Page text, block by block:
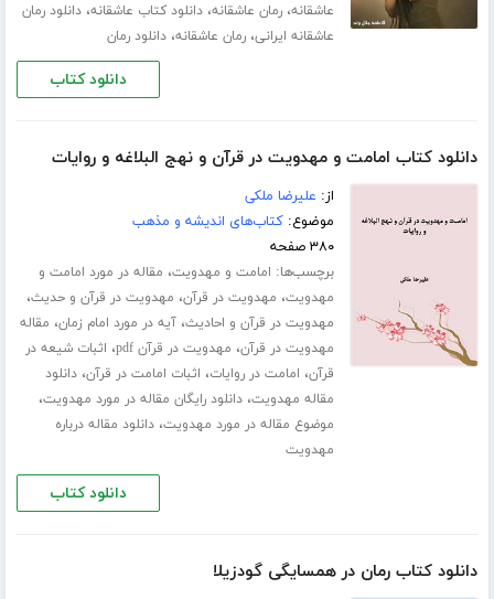
عاشقانه،رمان عاشقانه،دانلود کتاب عاشقانه،دانلود رمان
عاشقانه ایرانی،رمان عاشقانه،دانلود رمان
دانلود کتاب
دانلود کتاب امامت و مهدویت در قرآن و نهج البلاغه و روایات
از: علیرضا ملکی
موضوع:کتاب‌های اندیشه و مذهب
۳۸۰ صفحه
برچسب‌ها: امامت و مهدویت، مقاله در مورد امامت و
مهدویت، مهدویت در قرآن، مهدویت در قرآن و حدیث،
مهدویت در قرآن و احادیث،آیه در مورد امام زمان، مقاله
مهدویت در قرآن، مهدویت در قرآن pdf ، اثبات شیعه در
قرآن، امامت در روایات، اثبات امامت در قرآن،دانلود
مقاله مهدویت،دانلود رایگان مقاله در مورد مهدویت،
موضوع مقاله در مورد مهدویت،دانلود مقاله درباره
مهدویت
دانلود کتاب
دانلود کتاب رمان در همسایگی گودزیلا